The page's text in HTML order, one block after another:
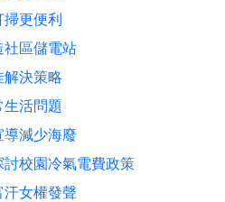
更便利
區儲電站
決策略
活問題
減少海廢
校園冷氣電費政策
女權發聲